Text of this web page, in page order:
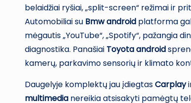
belaidžiai ryšiai, „split-screen“ režimai ir
Automobiliai su Bmw android platforma
mėgautis „YouTube“, „Spotify“, pažangia
diagnostika. Panašiai Toyota android
kamerų, parkavimo sensorių ir klimato
Daugelyje komplektų jau įdiegtasCarplay
multimedia nereikia atsisakyti pamėgtų